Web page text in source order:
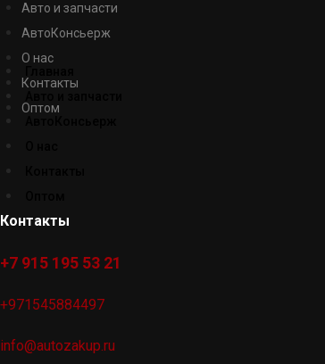
Авто и запчасти
АвтоКонсьерж
О нас
Контакты
Оптом
Контакты
+7 915 195 53 21
+971545884497
info@autozakup.ru